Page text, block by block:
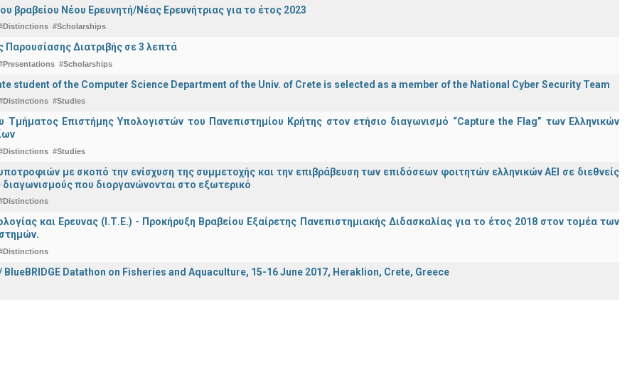
βραβείου Νέου Ερευνητή/Νέας Ερευνήτριας για το έτος 2023
#Scholarships
Παρουσίασης Διατριβής σε 3 λεπτά
#Scholarships
student of the Computer Science Department of the Univ. of Crete is selected as a member of the National Cyber Security Team
#Studies
Τμήματος Επιστήμης Υπολογιστών του Πανεπιστημίου Κρήτης στον ετήσιο διαγωνισμό “Capture the Flag” των Ελληνικών
#Studies
με σκοπό την ενίσχυση της συμμετοχής και την επιβράβευση των επιδόσεων φοιτητών ελληνικών ΑΕΙ σε διεθνείς
διαγωνισμούς που διοργανώνονται στο εξωτερικό
και Ερευνας (Ι.Τ.Ε.) - Προκήρυξη Βραβείου Εξαίρετης Πανεπιστημιακής Διδασκαλίας για το έτος 2018 στον τομέα των
BlueBRIDGE Datathon on Fisheries and Aquaculture, 15-16 June 2017, Heraklion, Crete, Greece